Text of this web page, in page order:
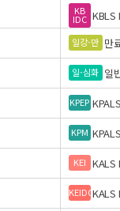
KB
IDC KBLS
일강-만 만
일-심화 일
KPEP
KPM
KEI
KEIDCKALS